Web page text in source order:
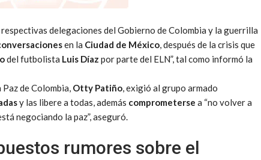
delegaciones del Gobierno de Colombia y la guerrilla
en la Ciudad de México, después de la crisis que
del futbolista Luis Díaz por parte del ELN”, tal como informó la
de Colombia, Otty Patiño, exigió al grupo armado
y las libere a todas, además comprometerse a “no volver a
negociando la paz”, aseguró.
rumores sobre el